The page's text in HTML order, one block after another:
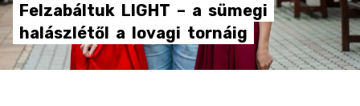
Felzabáltuk LIGHT – a sümegi
halászlétől a lovagi tornáig